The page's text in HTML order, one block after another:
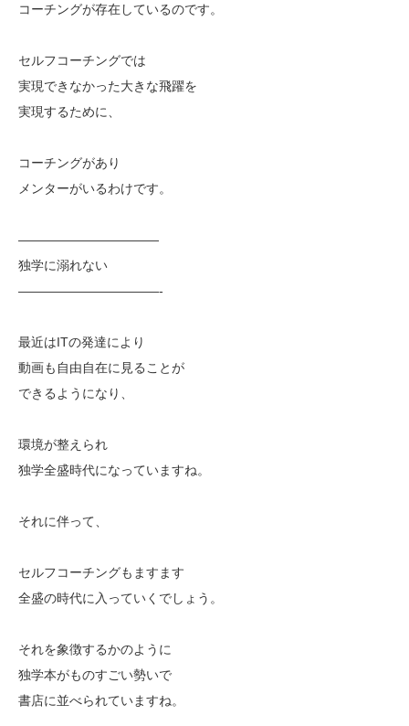
コーチングが存在しているのです。
セルフコーチングでは
実現できなかった大きな飛躍を
実現するために、
コーチングがあり
メンターがいるわけです。
———————————
独学に溺れない
———————————-
最近はITの発達により
動画も自由自在に見ることが
できるようになり、
環境が整えられ
独学全盛時代になっていますね。
それに伴って、
セルフコーチングもますます
全盛の時代に入っていくでしょう。
それを象徴するかのように
独学本がものすごい勢いで
書店に並べられていますね。